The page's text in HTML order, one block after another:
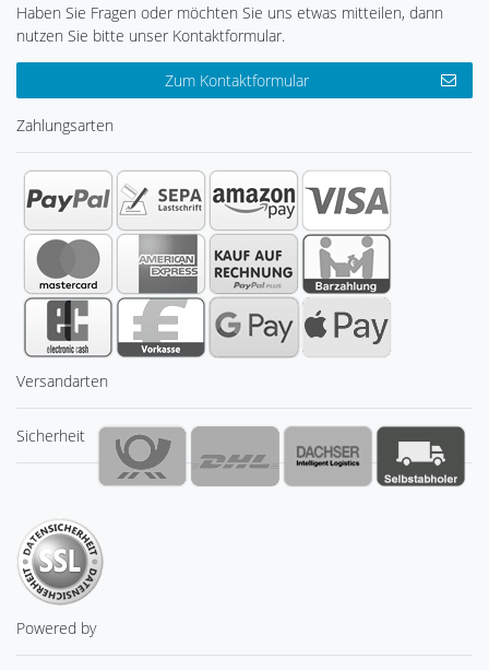
Haben Sie Fragen oder möchten Sie uns etwas mitteilen, dann
nutzen Sie bitte unser Kontaktformular.
Zum Kontaktformular
Zahlungsarten
Versandarten
Sicherheit
Powered by